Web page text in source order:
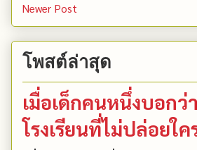
Newer Post
โพสต์ล่าสุด
เมื่อเด็กคนหนึ่งบอก
โรงเรียนที่ไม่ปล่อยใ